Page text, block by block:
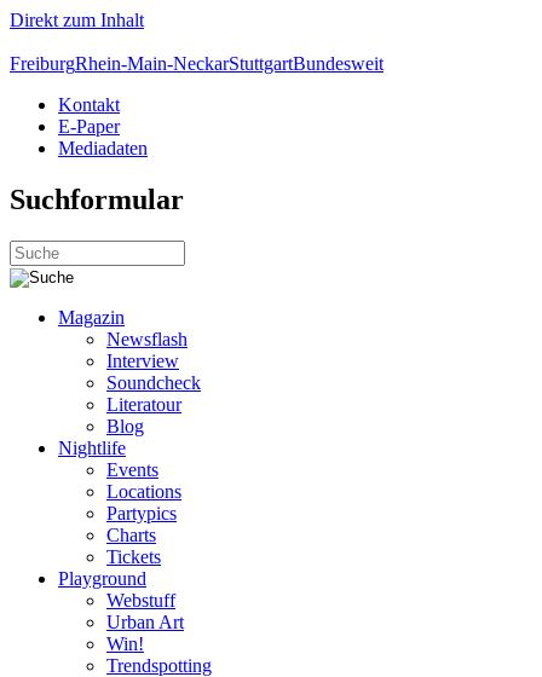
Direkt zum Inhalt
FreiburgRhein-Main-NeckarStuttgartBundesweit
Kontakt
E-Paper
Mediadaten
Suchformular
Magazin
Newsflash
Interview
Soundcheck
Literatour
Blog
Nightlife
Events
Locations
Partypics
Charts
Tickets
Playground
Webstuff
Urban Art
Win!
Trendspotting